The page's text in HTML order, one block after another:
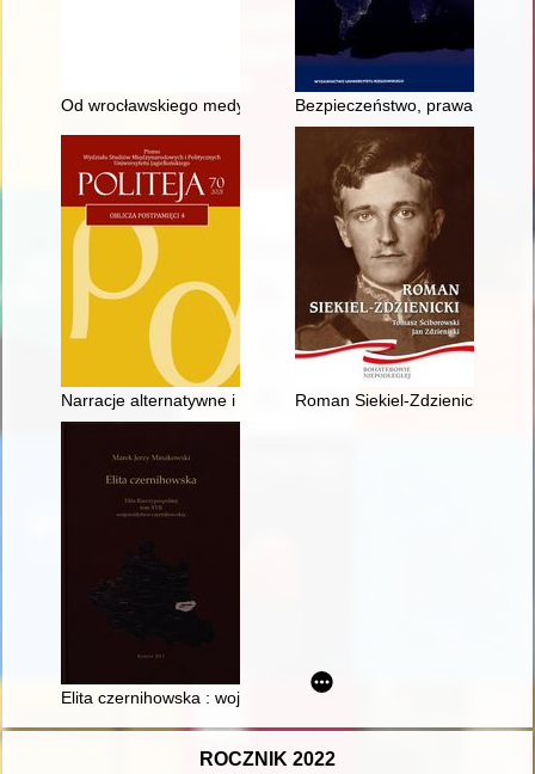
Od wrocławskiego medyka do berlińskiego doktora
Bezpieczeństwo, prawa
Narracje alternatywne i marginalne w uchwałach
Roman Siekiel-Zdzienicki
Elita czernihowska : województwo czernihowskie
ROCZNIK 2022